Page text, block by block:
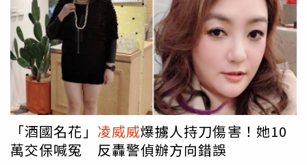
「酒國名花」 凌威威爆擄人持刀傷害！她10
萬交保喊冤 反轟警偵辦方向錯誤